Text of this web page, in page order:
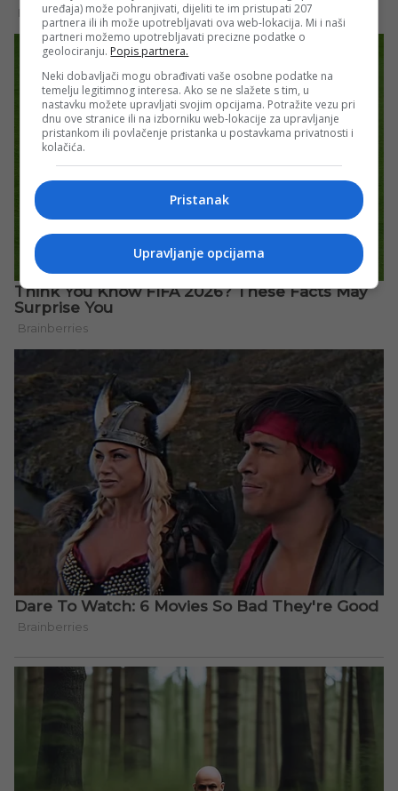
uređaja) može pohranjivati, dijeliti te im pristupati 207
partnera ili ih može upotrebljavati ova web-lokacija. Mi i naši
partneri možemo upotrebljavati precizne podatke o
geolociranju. Popis partnera.
Neki dobavljači mogu obrađivati vaše osobne podatke na
temelju legitimnog interesa. Ako se ne slažete s tim, u
nastavku možete upravljati svojim opcijama. Potražite vezu pri
dnu ove stranice ili na izborniku web-lokacije za upravljanje
pristankom ili povlačenje pristanka u postavkama privatnosti i
kolačića.
Pristanak
Upravljanje opcijama